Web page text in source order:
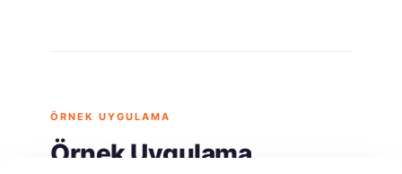
ÖRNEK UYGULAMA
Örnek Uygulama